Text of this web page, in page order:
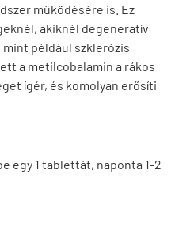
működésére is. Ez
akiknél degeneratív
például szklerózis
a metilcobalamin a rákos
ígér, és komolyan erősíti
egy 1 tablettát, naponta 1-2